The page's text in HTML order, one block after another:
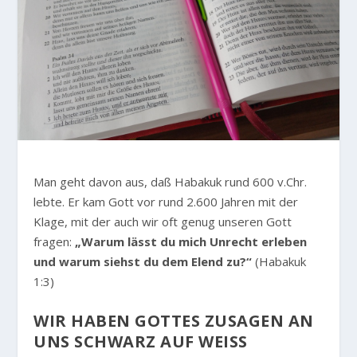
Man geht davon aus, daß Habakuk rund 600 v.Chr.
lebte. Er kam Gott vor rund 2.600 Jahren mit der
Klage, mit der auch wir oft genug unseren Gott
fragen: „Warum lässt du mich Unrecht erleben
und warum siehst du dem Elend zu?“ (Habakuk
1:3)
WIR HABEN GOTTES ZUSAGEN AN
UNS SCHWARZ AUF WEISS